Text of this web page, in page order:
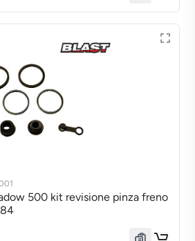
500 kit revisione pinza freno